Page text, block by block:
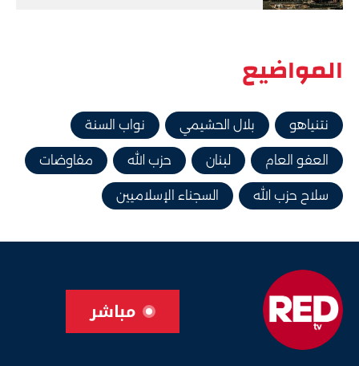
المواضيع
نتنياهو بلال الحشيمي نواب السنة
العفو العام لبنان حزب الله مفاوضات
سلاح حزب الله السجناء الإسلاميين
مباشر